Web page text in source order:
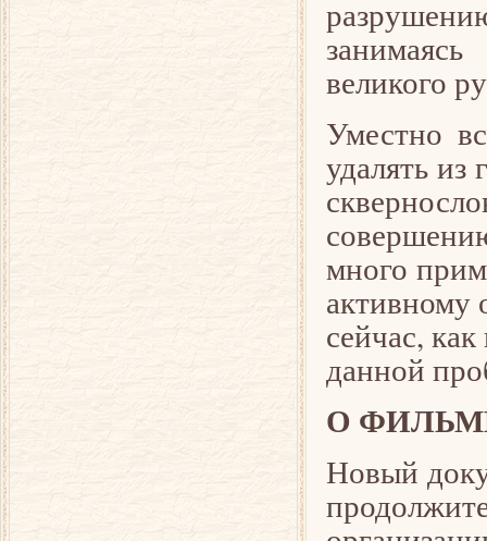
великого
Уместно
удалять из
много
активному
сейчас,
данной
О
Новый